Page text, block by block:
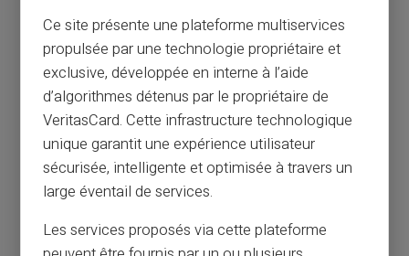
Ce site présente une plateforme multiservices
propulsée par une technologie propriétaire et
exclusive, développée en interne à l’aide
d’algorithmes détenus par le propriétaire de
VeritasCard. Cette infrastructure technologique
unique garantit une expérience utilisateur
sécurisée, intelligente et optimisée à travers un
large éventail de services.
Les services proposés via cette plateforme